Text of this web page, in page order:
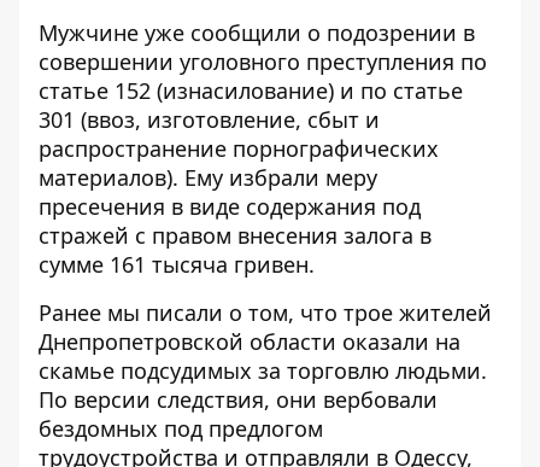
Мужчине уже сообщили о подозрении в
совершении уголовного преступления по
статье 152 (изнасилование) и по статье
301 (ввоз, изготовление, сбыт и
распространение порнографических
материалов). Ему избрали меру
пресечения в виде содержания под
стражей с правом внесения залога в
сумме 161 тысяча гривен.
Ранее мы писали о том, что трое жителей
Днепропетровской области оказали на
скамье подсудимых за торговлю людьми.
По версии следствия, они вербовали
бездомных под предлогом
трудоустройства и отправляли в Одессу,